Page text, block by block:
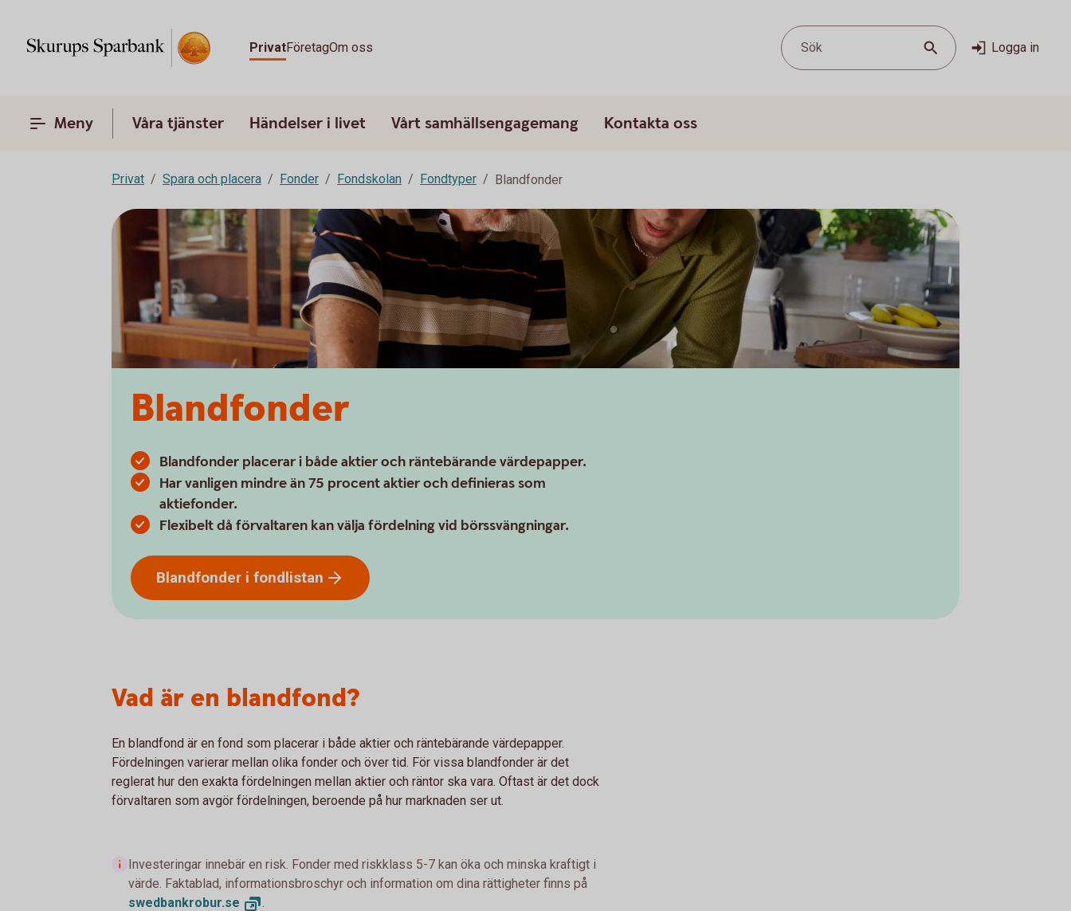
PrivatFöretagOm oss Sök Logga in
Meny Våra tjänster Händelser i livet Vårt samhällsengagemang Kontakta oss
Privat Spara och placera Fonder Fondskolan Fondtyper Blandfonder
Blandfonder
Blandfonder placerar i både aktier och räntebärande värdepapper.
Har vanligen mindre än 75 procent aktier och definieras som
aktiefonder.
Flexibelt då förvaltaren kan välja fördelning vid börssvängningar.
Blandfonder i fondlistan
Vad är en blandfond?
En blandfond är en fond som placerar i både aktier och räntebärande värdepapper.
Fördelningen varierar mellan olika fonder och över tid. För vissa blandfonder är det
reglerat hur den exakta fördelningen mellan aktier och räntor ska vara. Oftast är det dock
förvaltaren som avgör fördelningen, beroende på hur marknaden ser ut.
Investeringar innebär en risk. Fonder med riskklass 5-7 kan öka och minska kraftigt i
värde. Faktablad, informationsbroschyr och information om dina rättigheter finns på
swedbankrobur.se .